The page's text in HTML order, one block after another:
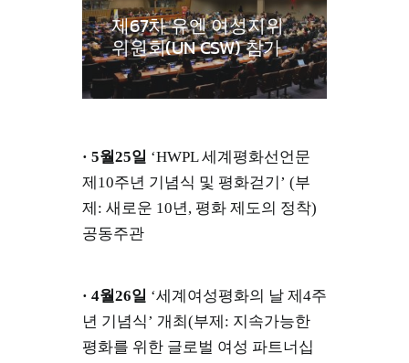
제67차 유엔 여성지위
위원회(UN CSW) 참가
· 5월25일 ‘HWPL 세계평화선언문
제10주년 기념식 및 평화걷기’ (부
제: 새로운 10년, 평화 제도의 정착)
공동주관
· 4월26일 ‘세계여성평화의 날 제4주
년 기념식’ 개최(부제: 지속가능한
평화를 위한 글로벌 여성 파트너십